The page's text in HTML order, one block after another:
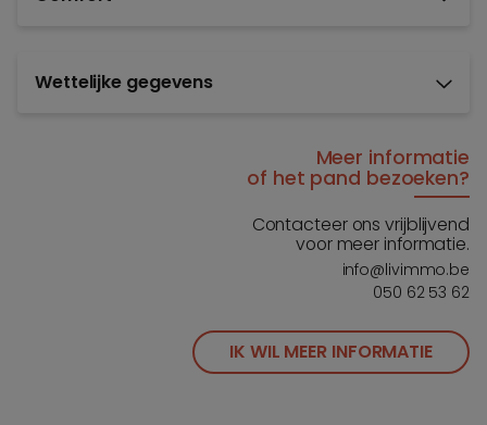
Wettelijke gegevens
Meer informatie
of het pand bezoeken?
Contacteer ons vrijblijvend
voor meer informatie.
info@livimmo.be
050 62 53 62
IK WIL MEER INFORMATIE